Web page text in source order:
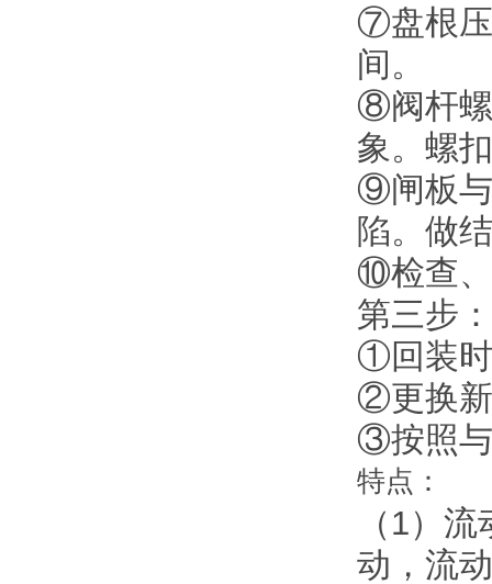
⑦盘根压
间。
⑧阀杆螺
象。螺
⑨闸板与
陷。做
⑩检查、
第三步
①回装时
②更换
③按照与
特点：
（1）
动，流